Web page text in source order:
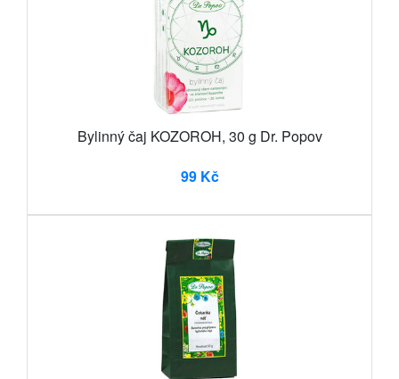
Bylinný čaj KOZOROH, 30 g Dr. Popov
99 Kč